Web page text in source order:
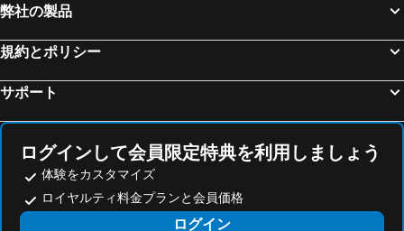
弊社の製品
規約とポリシー
サポート
ログインして会員限定特典を利用しましょう
体験をカスタマイズ
ロイヤルティ料金プランと会員価格
ログイン